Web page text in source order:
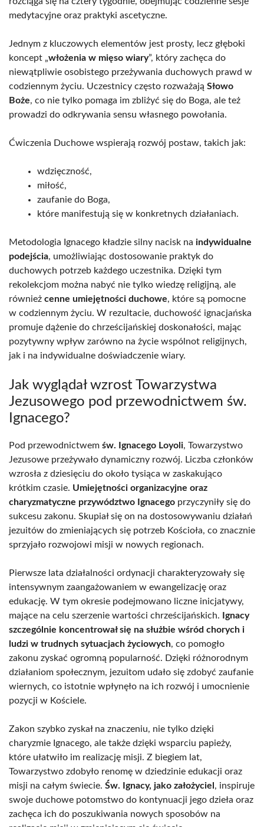
medytacyjne oraz praktyki ascetyczne.
Jednym z kluczowych elementów jest prosty, lecz głęboki
koncept „włożenia w mięso wiary”, który zachęca do
niewątpliwie osobistego przeżywania duchowych prawd w
codziennym życiu. Uczestnicy często rozważają Słowo
Boże, co nie tylko pomaga im zbliżyć się do Boga, ale też
prowadzi do odkrywania sensu własnego powołania.
Ćwiczenia Duchowe wspierają rozwój postaw, takich jak:
wdzięczność,
miłość,
zaufanie do Boga,
które manifestują się w konkretnych działaniach.
Metodologia Ignacego kładzie silny nacisk na indywidualne
podejścia, umożliwiając dostosowanie praktyk do
duchowych potrzeb każdego uczestnika. Dzięki tym
rekolekcjom można nabyć nie tylko wiedzę religijną, ale
również cenne umiejętności duchowe, które są pomocne
w codziennym życiu. W rezultacie, duchowość ignacjańska
promuje dążenie do chrześcijańskiej doskonałości, mając
pozytywny wpływ zarówno na życie wspólnot religijnych,
jak i na indywidualne doświadczenie wiary.
Jak wyglądał wzrost Towarzystwa
Jezusowego pod przewodnictwem św.
Ignacego?
Pod przewodnictwem św. Ignacego Loyoli, Towarzystwo
Jezusowe przeżywało dynamiczny rozwój. Liczba członków
wzrosła z dziesięciu do około tysiąca w zaskakująco
krótkim czasie. Umiejętności organizacyjne oraz
charyzmatyczne przywództwo Ignacego przyczyniły się do
sukcesu zakonu. Skupiał się on na dostosowywaniu działań
jezuitów do zmieniających się potrzeb Kościoła, co znacznie
sprzyjało rozwojowi misji w nowych regionach.
Pierwsze lata działalności ordynacji charakteryzowały się
intensywnym zaangażowaniem w ewangelizację oraz
edukację. W tym okresie podejmowano liczne inicjatywy,
mające na celu szerzenie wartości chrześcijańskich.
Ignacy
szczególnie koncentrował się na służbie wśród chorych i
ludzi w trudnych sytuacjach życiowych, co pomogło
zakonu zyskać ogromną popularność. Dzięki różnorodnym
działaniom społecznym, jezuitom udało się zdobyć zaufanie
wiernych, co istotnie wpłynęło na ich rozwój i umocnienie
pozycji w Kościele.
Zakon szybko zyskał na znaczeniu, nie tylko dzięki
charyzmie Ignacego, ale także dzięki wsparciu papieży,
które ułatwiło im realizację misji. Z biegiem lat,
Towarzystwo zdobyło renomę w dziedzinie edukacji oraz
misji na całym świecie. Św. Ignacy, jako założyciel , inspiruje
swoje duchowe potomstwo do kontynuacji jego dzieła oraz
zachęca ich do poszukiwania nowych sposobów na